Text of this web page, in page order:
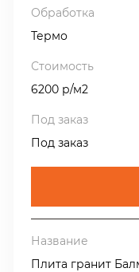
Термо
6200 р/м2
Под заказ
Плита гранит